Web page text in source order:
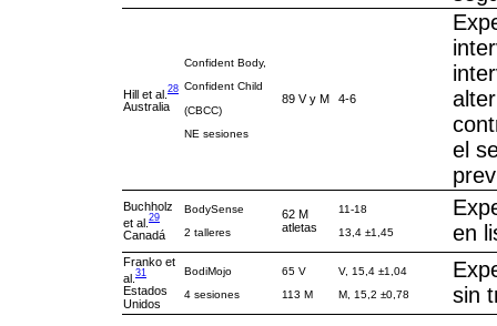
Hill et al. 28
Australia
Confident Body,
Confident Child
(CBCC)
NE sesiones
89 V y M 4-6
el
Buchholz
et al. 29
Canadá
BodySense
2 talleres
62 M
atletas
11-18
13,4 ±1,45
en
Franko et
al. 31
Estados
Unidos
BodiMojo
4 sesiones
65 V
113 M
V, 15,4 ±1,04
M, 15,2 ±0,78
sin